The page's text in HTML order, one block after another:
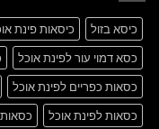
כיסא בזול כיסאות פינת
כסא דמוי עור לפינת אוכל
כסאות כפריים לפינת אוכל
כסאות לפינת אוכל
כסאות